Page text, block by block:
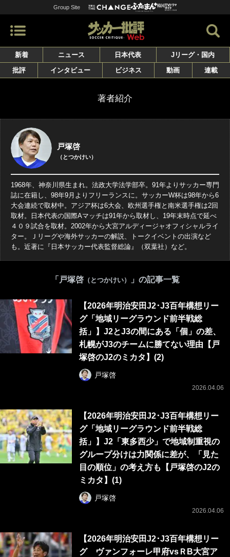
Group Site
新着 ニュース 日本代表
Jリーグ・国内
批評
インタビュー ビジネス 動画 連載
著者紹介
戸塚啓
（とつかけい）
1968年、神奈川県生まれ。法政大学法学部卒。91年よりサッカー専門
誌に在籍し、98年9月よりフリーランスに。サッカーW杯は98年から6
大会連続で取材中。アジア杯は6大会、欧州選手権と南米選手権は2回
取材。日本代表の国際Aマッチは91年から取材し、19年末時点で延べ
４０９試合を取材。2002年から大宮アルディージャオフィシャルライ
ター。Ｊリーグや海外サッカーの解説、トークイベントの出演など
も。近著に『日本サッカー代表監督総論』（双葉社）など。
「戸塚啓（とつかけい） 」の記事一覧
【2026年明治安田J2･J3百年構想リー
グ「地域リーグラウンド前半戦総
括」】J2とJ3の間にある「個」の差、
札幌がJ3のチームに勝てない理由【戸
塚啓のJ2のミカタ】(2)
戸塚啓
2026.04.06
【2026年明治安田J2･J3百年構想リー
グ「地域リーグラウンド前半戦総
括」】J2「東多西少」で地域制重視の
グループ分けは力関係に差が、「見た
目の順位」の考え方も【戸塚啓のJ2の
ミカタ】(1)
戸塚啓
2026.04.06
【2026年明治安田J2･J3百年構想リー
グ ヴァンフォーレ甲府vsＲB大宮ア